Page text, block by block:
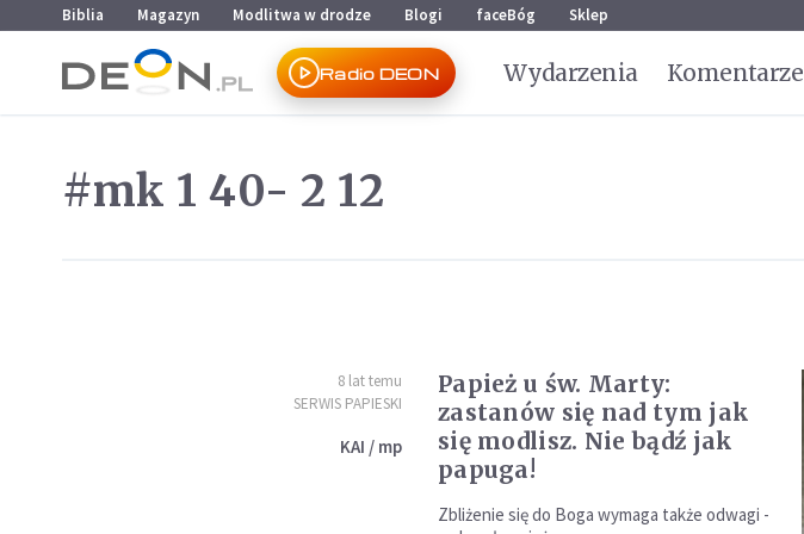
Przejdź do menu głównego
Przejdź do treści
Biblia Magazyn Modlitwa w drodze Blogi faceBóg Sklep
Radio DEON Wydarzenia Komentarze
#mk 1 40- 2 12
8 lat temu
SERWIS PAPIESKI
KAI / mp
Papież u św. Marty:
zastanów się nad tym jak
się modlisz. Nie bądź jak
papuga!
Zbliżenie się do Boga wymaga także odwagi -